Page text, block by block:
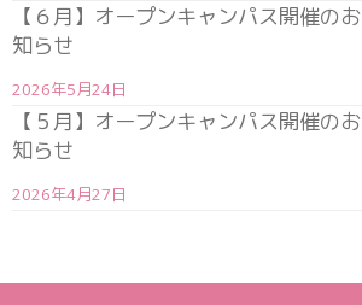
【６月】オープンキャンパス開催のお
知らせ
2026年5月24日
【５月】オープンキャンパス開催のお
知らせ
2026年4月27日